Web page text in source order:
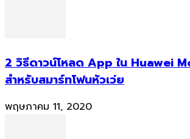
2 วิธีดาวน์โหลด App ใน Huawei
สำหรับสมาร์ทโฟนหัวเว่ย
พฤษภาคม 11, 2020